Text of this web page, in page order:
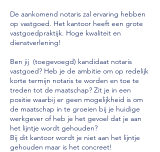
De aankomend notaris zal ervaring hebben
op vastgoed. Het kantoor heeft een grote
vastgoedpraktijk. Hoge kwaliteit en
dienstverlening!
Ben jij (toegevoegd) kandidaat notaris
vastgoed? Heb je de ambitie om op redelijk
korte termijn notaris te worden en toe te
treden tot de maatschap? Zit je in een
positie waarbij er geen mogelijkheid is om
de maatschap in te groeien bij je huidige
werkgever of heb je het gevoel dat je aan
het lijntje wordt gehouden?
Bij dit kantoor wordt je niet aan het lijntje
gehouden maar is het concreet!